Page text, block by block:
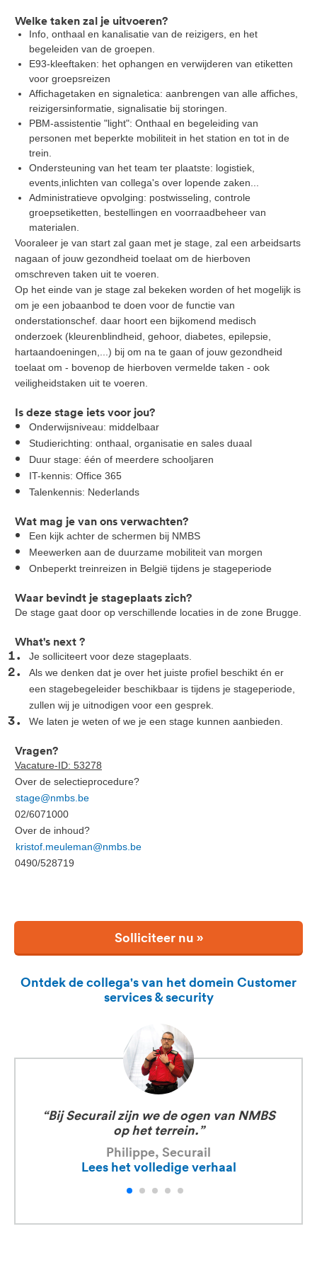
Welke taken zal je uitvoeren?
Info, onthaal en kanalisatie van de reizigers, en het
begeleiden van de groepen.
E93-kleeftaken: het ophangen en verwijderen van etiketten
voor groepsreizen
Affichagetaken en signaletica: aanbrengen van alle affiches,
reizigersinformatie, signalisatie bij storingen.
PBM-assistentie "light": Onthaal en begeleiding van
personen met beperkte mobiliteit in het station en tot in de
trein.
Ondersteuning van het team ter plaatste: logistiek,
events,inlichten van collega's over lopende zaken...
Administratieve opvolging: postwisseling, controle
groepsetiketten, bestellingen en voorraadbeheer van
materialen.
Vooraleer je van start zal gaan met je stage, zal een arbeidsarts
nagaan of jouw gezondheid toelaat om de hierboven
omschreven taken uit te voeren.
Op het einde van je stage zal bekeken worden of het mogelijk is
om je een jobaanbod te doen voor de functie van
onderstationschef. daar hoort een bijkomend medisch
onderzoek (kleurenblindheid, gehoor, diabetes, epilepsie,
hartaandoeningen,...) bij om na te gaan of jouw gezondheid
toelaat om - bovenop de hierboven vermelde taken - ook
veiligheidstaken uit te voeren.
Is deze stage iets voor jou?
Onderwijsniveau: middelbaar
Studierichting: onthaal, organisatie en sales duaal
Duur stage: één of meerdere schooljaren
IT-kennis: Office 365
Talenkennis: Nederlands
Wat mag je van ons verwachten?
Een kijk achter de schermen bij NMBS
Meewerken aan de duurzame mobiliteit van morgen
Onbeperkt treinreizen in België tijdens je stageperiode
Waar bevindt je stageplaats zich?
De stage gaat door op verschillende locaties in de zone Brugge.
What's next ?
Je solliciteert voor deze stageplaats.
Als we denken dat je over het juiste profiel beschikt én er
een stagebegeleider beschikbaar is tijdens je stageperiode,
zullen wij je uitnodigen voor een gesprek.
We laten je weten of we je een stage kunnen aanbieden.
Vragen?
Vacature-ID: 53278
Over de selectieprocedure?
stage@nmbs.be
02/6071000
Over de inhoud?
kristof.meuleman@nmbs.be
0490/528719
Solliciteer nu »
Ontdek de collega's van het domein Customer
services & security
“Bij Securail zijn we de ogen van NMBS
op het terrein.”
Philippe, Securail
Lees het volledige verhaal